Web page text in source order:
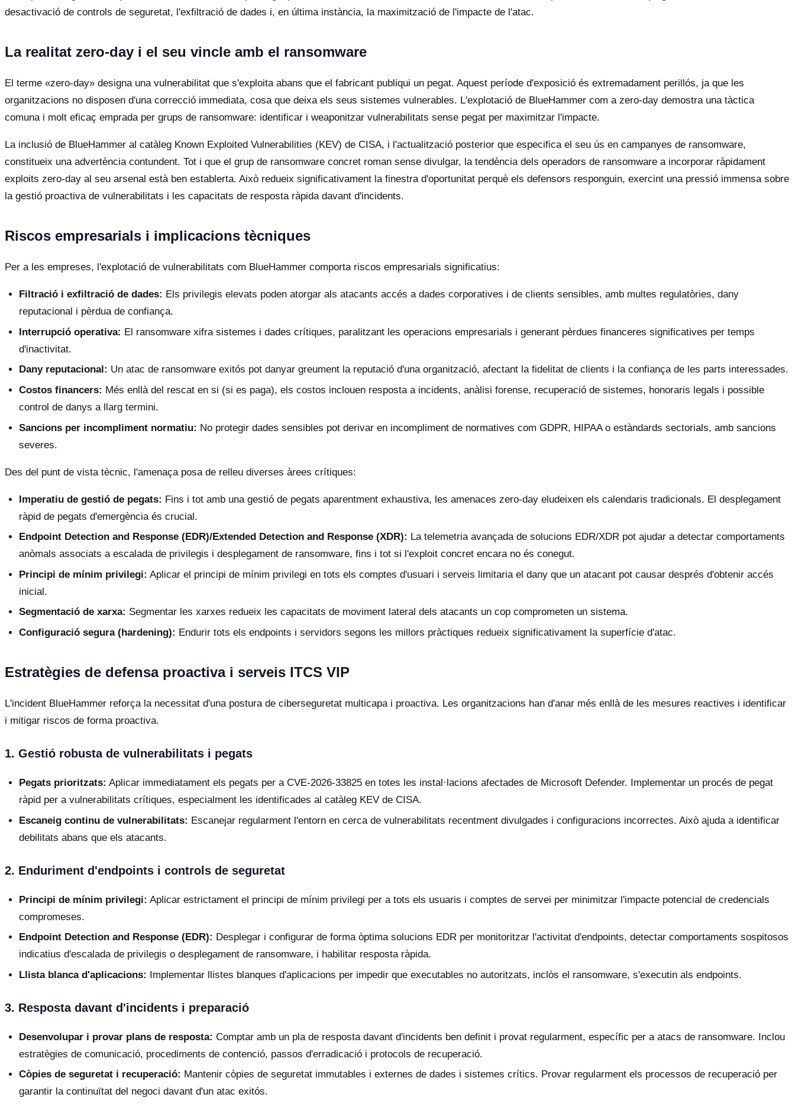
desactivació de controls de seguretat, l'exfiltració de dades i, en última instància, la maximització de l'impacte de l'atac.
La realitat zero-day i el seu vincle amb el ransomware
El terme «zero-day» designa una vulnerabilitat que s'exploita abans que el fabricant publiqui un pegat. Aquest període d'exposició és extremadament perillós, ja que les
organitzacions no disposen d'una correcció immediata, cosa que deixa els seus sistemes vulnerables. L'explotació de BlueHammer com a zero-day demostra una tàctica
comuna i molt eficaç emprada per grups de ransomware: identificar i weaponitzar vulnerabilitats sense pegat per maximitzar l'impacte.
La inclusió de BlueHammer al catàleg Known Exploited Vulnerabilities (KEV) de CISA, i l'actualització posterior que especifica el seu ús en campanyes de ransomware,
constitueix una advertència contundent. Tot i que el grup de ransomware concret roman sense divulgar, la tendència dels operadors de ransomware a incorporar ràpidament
exploits zero-day al seu arsenal està ben establerta. Això redueix significativament la finestra d'oportunitat perquè els defensors responguin, exercint una pressió immensa sobre
la gestió proactiva de vulnerabilitats i les capacitats de resposta ràpida davant d'incidents.
Riscos empresarials i implicacions tècniques
Per a les empreses, l'explotació de vulnerabilitats com BlueHammer comporta riscos empresarials significatius:
Filtració i exfiltració de dades: Els privilegis elevats poden atorgar als atacants accés a dades corporatives i de clients sensibles, amb multes regulatòries, dany
reputacional i pèrdua de confiança.
Interrupció operativa: El ransomware xifra sistemes i dades crítiques, paralitzant les operacions empresarials i generant pèrdues financeres significatives per temps
d'inactivitat.
Dany reputacional: Un atac de ransomware exitós pot danyar greument la reputació d'una organització, afectant la fidelitat de clients i la confiança de les parts interessades.
Costos financers: Més enllà del rescat en si (si es paga), els costos inclouen resposta a incidents, anàlisi forense, recuperació de sistemes, honoraris legals i possible
control de danys a llarg termini.
Sancions per incompliment normatiu: No protegir dades sensibles pot derivar en incompliment de normatives com GDPR, HIPAA o estàndards sectorials, amb sancions
severes.
Des del punt de vista tècnic, l'amenaça posa de relleu diverses àrees crítiques:
Imperatiu de gestió de pegats: Fins i tot amb una gestió de pegats aparentment exhaustiva, les amenaces zero-day eludeixen els calendaris tradicionals. El desplegament
ràpid de pegats d'emergència és crucial.
Endpoint Detection and Response (EDR)/Extended Detection and Response (XDR): La telemetria avançada de solucions EDR/XDR pot ajudar a detectar comportaments
anòmals associats a escalada de privilegis i desplegament de ransomware, fins i tot si l'exploit concret encara no és conegut.
Principi de mínim privilegi: Aplicar el principi de mínim privilegi en tots els comptes d'usuari i serveis limitaria el dany que un atacant pot causar després d'obtenir accés
inicial.
Segmentació de xarxa: Segmentar les xarxes redueix les capacitats de moviment lateral dels atacants un cop comprometen un sistema.
Configuració segura (hardening): Endurir tots els endpoints i servidors segons les millors pràctiques redueix significativament la superfície d'atac.
Estratègies de defensa proactiva i serveis ITCS VIP
L'incident BlueHammer reforça la necessitat d'una postura de ciberseguretat multicapa i proactiva. Les organitzacions han d'anar més enllà de les mesures reactives i identificar
i mitigar riscos de forma proactiva.
1. Gestió robusta de vulnerabilitats i pegats
Pegats prioritzats: Aplicar immediatament els pegats per a CVE-2026-33825 en totes les instal·lacions afectades de Microsoft Defender. Implementar un procés de pegat
ràpid per a vulnerabilitats crítiques, especialment les identificades al catàleg KEV de CISA.
Escaneig continu de vulnerabilitats: Escanejar regularment l'entorn en cerca de vulnerabilitats recentment divulgades i configuracions incorrectes. Això ajuda a identificar
debilitats abans que els atacants.
2. Enduriment d'endpoints i controls de seguretat
Principi de mínim privilegi: Aplicar estrictament el principi de mínim privilegi per a tots els usuaris i comptes de servei per minimitzar l'impacte potencial de credencials
compromeses.
Endpoint Detection and Response (EDR): Desplegar i configurar de forma òptima solucions EDR per monitoritzar l'activitat d'endpoints, detectar comportaments sospitosos
indicatius d'escalada de privilegis o desplegament de ransomware, i habilitar resposta ràpida.
Llista blanca d'aplicacions: Implementar llistes blanques d'aplicacions per impedir que executables no autoritzats, inclòs el ransomware, s'executin als endpoints.
3. Resposta davant d'incidents i preparació
Desenvolupar i provar plans de resposta: Comptar amb un pla de resposta davant d'incidents ben definit i provat regularment, específic per a atacs de ransomware. Inclou
estratègies de comunicació, procediments de contenció, passos d'erradicació i protocols de recuperació.
Còpies de seguretat i recuperació: Mantenir còpies de seguretat immutables i externes de dades i sistemes crítics. Provar regularment els processos de recuperació per
garantir la continuïtat del negoci davant d'un atac exitós.